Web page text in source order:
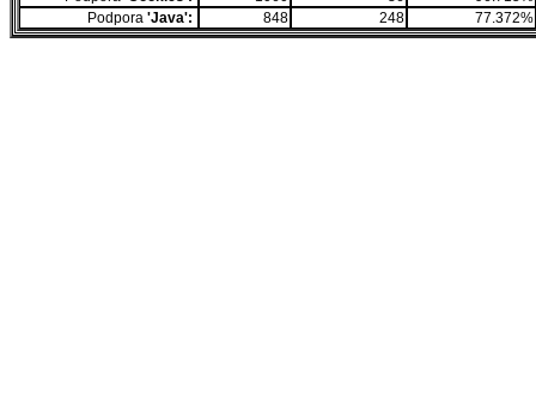
Podpora 'Java': 848 248 77.372%